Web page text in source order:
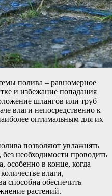
полива – равномерное
и избежание попадания
шлангов или труб
влаги непосредственно к
оптимальным для их
позволяют увлажнять
необходимости проводить
особенно в конце, когда
влаги,
способна обеспечить
растений.